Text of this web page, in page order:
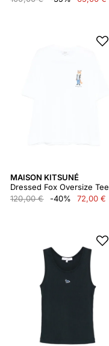
MAISON KITSUNÉ
120,00 €
-40% 72,00 €